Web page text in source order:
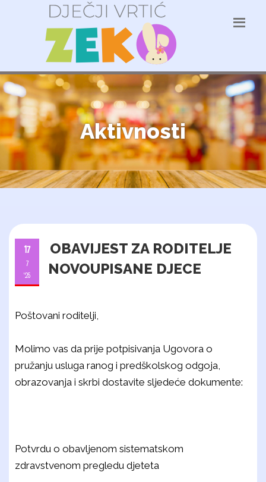
Aktivnosti
17
7
'25
OBAVIJEST ZA RODITELJE
NOVOUPISANE DJECE
Poštovani roditelji,
Molimo vas da prije potpisivanja Ugovora o
pružanju usluga ranog i predškolskog odgoja,
obrazovanja i skrbi dostavite sljedeće dokumente:
Potvrdu o obavljenom sistematskom
zdravstvenom pregledu djeteta